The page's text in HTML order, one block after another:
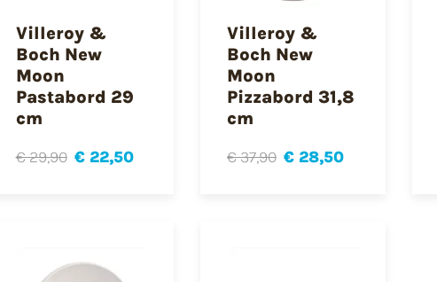
Villeroy &
Boch New
Moon
Pastabord 29
cm
€ 29,90 € 22,50
Villeroy &
Boch New
Moon
Pizzabord 31,8
cm
€ 37,90 € 28,50